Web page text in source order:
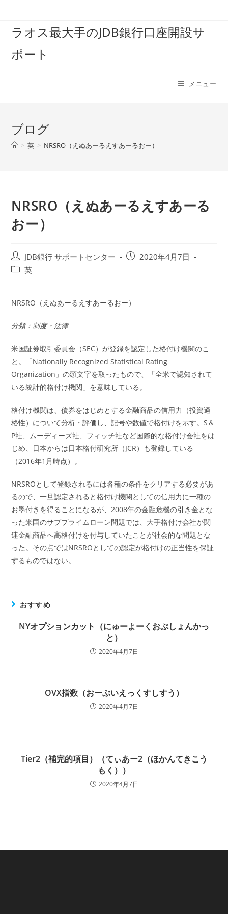
ラオス最大手のJDB銀行口座開設サ
ポート
メニュー
ブログ
> 英 > NRSRO（えぬあーるえすあーるおー）
NRSRO（えぬあーるえすあーる
おー）
投
稿
JDB銀行 サポートセンター
投
日:
2020年4月7日
投
テ
リ
英
NRSRO（えぬあーるえすあーるおー）
分類：制度・法律
米国証券取引委員会（SEC）が登録を認定した格付け機関のこ
と。「Nationally Recognized Statistical Rating
Organization」の頭文字を取ったもので、「全米で認知されて
いる統計的格付け機関」を意味している。
格付け機関は、債券をはじめとする金融商品の信用力（投資適
格性）について分析・評価し、記号や数値で格付けを示す。S＆
P社、ムーディーズ社、フィッチ社など国際的な格付け会社をは
じめ、日本からは日本格付研究所（JCR）も登録している
（2016年1月時点）。
NRSROとして登録されるには各種の条件をクリアする必要があ
るので、一旦認定されると格付け機関としての信用力に一種の
お墨付きを得ることになるが、2008年の金融危機の引き金とな
った米国のサブプライムローン問題では、大手格付け会社が関
連金融商品へ高格付けを付与していたことが社会的な問題とな
った。その点ではNRSROとしての認定が格付けの正当性を保証
するものではない。
おすすめ
NYオプションカット（にゅーよーくおぷしょんかっ
と）
2020年4月7日
OVX指数（おーぶいえっくすしすう）
2020年4月7日
Tier2（補完的項目）（てぃあー2（ほかんてきこう
もく））
2020年4月7日